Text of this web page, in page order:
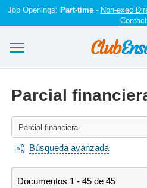
Job Openings: Part-time- Non-exec
Contact
Iniciar sesión
Parcial
Búsqueda avanzada
Documentos 1 - 45 de 45